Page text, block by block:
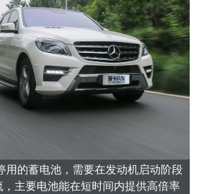
用的蓄电池，需要在发动机启动阶段
主要电池能在短时间内提供高倍率